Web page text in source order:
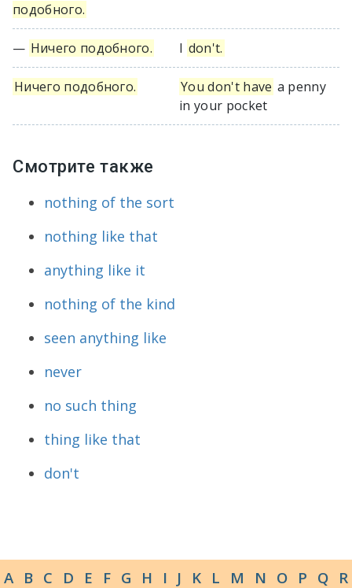
подобного.
— Ничего подобного. I don't.
Ничего подобного. You don't have a penny
in your pocket
Смотрите также
nothing of the sort
nothing like that
anything like it
nothing of the kind
seen anything like
never
no such thing
thing like that
don't
A B C D E F G H I J K L M N O P Q R